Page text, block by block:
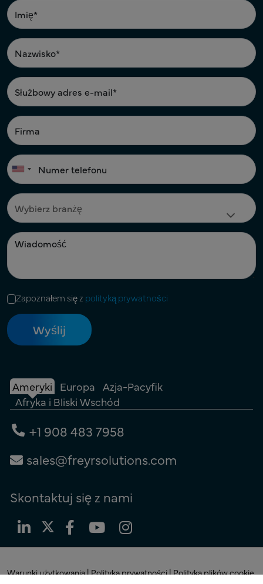
Zapoznałem się z polityką prywatności
Ameryki Europa Azja-Pacyfik
Afryka i Bliski Wschód
+1 908 483 7958
sales@freyrsolutions.com
Skontaktuj się z nami
Warunki użytkowania|Polityka prywatności|Polityka plików cookie